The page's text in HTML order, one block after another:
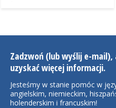
Zadzwoń (lub wyślij e-mail),
uzyskać więcej informacji.
Jesteśmy w stanie pomóc w
angielskim, niemieckim,
holenderskim i francuskim!